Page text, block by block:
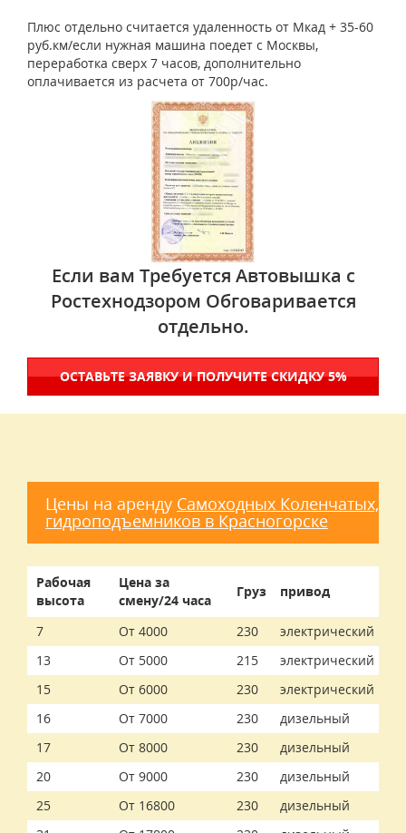
Плюс отдельно считается удаленность от Мкад + 35-60
руб.км/если нужная машина поедет с Москвы,
переработка сверх 7 часов, дополнительно
оплачивается из расчета от 700р/час.
Если вам Требуется Автовышка с
Ростехнодзором Обговаривается
отдельно.
ОСТАВЬТЕ ЗАЯВКУ И ПОЛУЧИТЕ СКИДКУ 5%
Цены на аренду Самоходных Коленчатых,
гидроподъемников в Красногорске
Рабочая
высота
Цена за
смену/24 часа
Груз привод
7 От 4000 230
электрический
13
От 5000 215
электрический
15
От 6000 230
электрический
16
От 7000 230
дизельный
17
От 8000 230
дизельный
20
От 9000 230
дизельный
25
От 16800 230
дизельный